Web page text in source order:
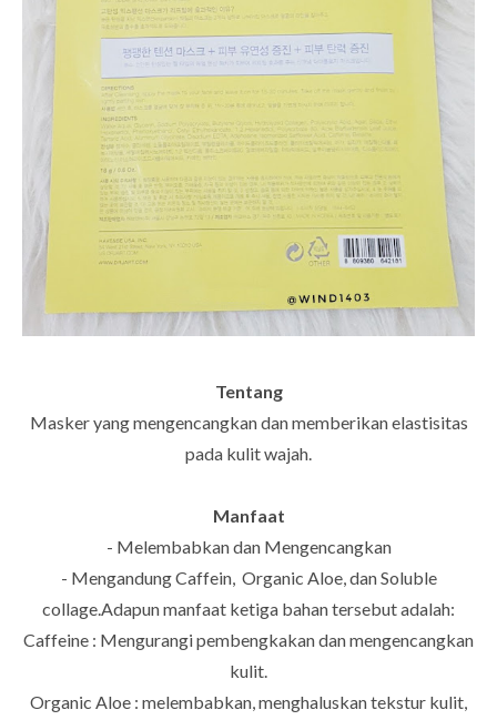
Tentang
Masker yang mengencangkan dan memberikan elastisitas
pada kulit wajah.
Manfaat
- Melembabkan dan Mengencangkan
- Mengandung Caffein, Organic Aloe, dan Soluble
collage.Adapun manfaat ketiga bahan tersebut adalah:
Caffeine : Mengurangi pembengkakan dan mengencangkan
kulit.
Organic Aloe : melembabkan, menghaluskan tekstur kulit,